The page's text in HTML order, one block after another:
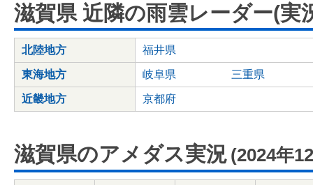
滋賀県 近隣の雨雲レーダー(実
北陸地方 福井県
東海地方 岐阜県 三重県
近畿地方 京都府
滋賀県のアメダス実況 (2024年